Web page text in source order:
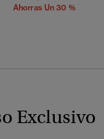
Ahorras Un 30 %
Exclusivo